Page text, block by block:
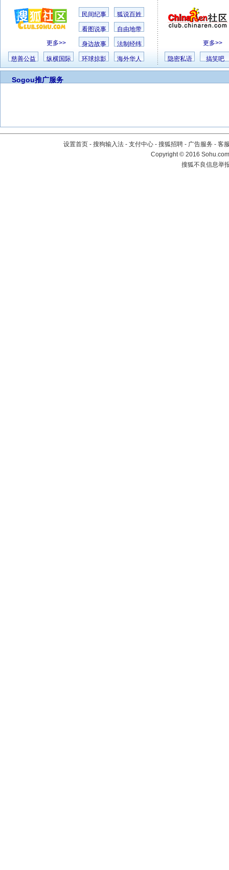
更多>>
民间纪事 狐说百姓
看图说事 自由地带
身边故事 法制经纬
慈善公益 纵横国际 环球掠影 海外华人
更多>>
隐密私语 搞笑吧
Sogou推广服务
设置首页 - 搜狗输入法 - 支付中心 - 搜狐招聘 - 广告服务 - 客
Copyright©2016
搜狐不良信息举